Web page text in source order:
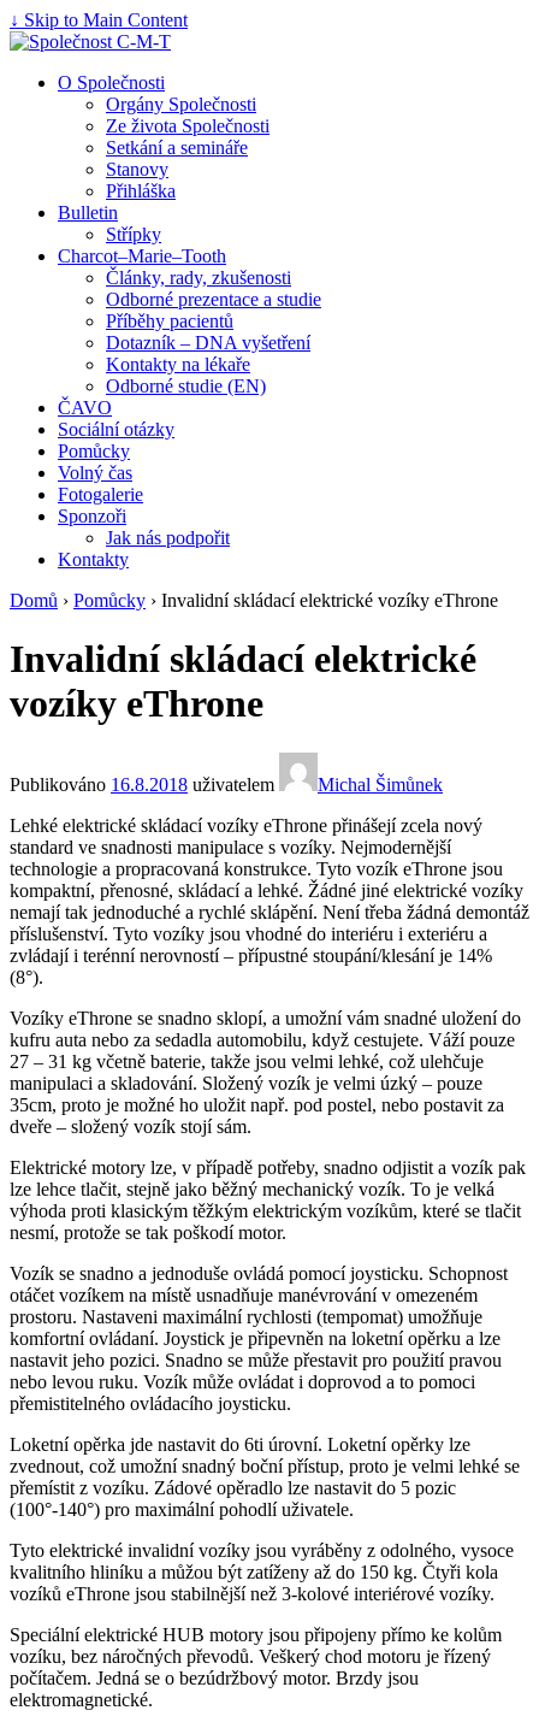
↓ Skip to Main Content
O Společnosti
Orgány Společnosti
Ze života Společnosti
Setkání a semináře
Stanovy
Přihláška
Bulletin
Střípky
Charcot–Marie–Tooth
Články, rady, zkušenosti
Odborné prezentace a studie
Příběhy pacientů
Dotazník – DNA vyšetření
Kontakty na lékaře
Odborné studie (EN)
ČAVO
Sociální otázky
Pomůcky
Volný čas
Fotogalerie
Sponzoři
Jak nás podpořit
Kontakty
Domů › Pomůcky › Invalidní skládací elektrické vozíky eThrone
Invalidní skládací elektrické
vozíky eThrone
Publikováno 16.8.2018 uživatelem
Michal Šimůnek
Lehké elektrické skládací vozíky eThrone přinášejí zcela nový
standard ve snadnosti manipulace s vozíky. Nejmodernější
technologie a propracovaná konstrukce. Tyto vozík eThrone jsou
kompaktní, přenosné, skládací a lehké. Žádné jiné elektrické vozíky
nemají tak jednoduché a rychlé sklápění. Není třeba žádná demontáž
příslušenství. Tyto vozíky jsou vhodné do interiéru i exteriéru a
zvládají i terénní nerovností – přípustné stoupání/klesání je 14%
(8°).
Vozíky eThrone se snadno sklopí, a umožní vám snadné uložení do
kufru auta nebo za sedadla automobilu, když cestujete. Váží pouze
27 – 31 kg včetně baterie, takže jsou velmi lehké, což ulehčuje
manipulaci a skladování. Složený vozík je velmi úzký – pouze
35cm, proto je možné ho uložit např. pod postel, nebo postavit za
dveře – složený vozík stojí sám.
Elektrické motory lze, v případě potřeby, snadno odjistit a vozík pak
lze lehce tlačit, stejně jako běžný mechanický vozík. To je velká
výhoda proti klasickým těžkým elektrickým vozíkům, které se tlačit
nesmí, protože se tak poškodí motor.
Vozík se snadno a jednoduše ovládá pomocí joysticku. Schopnost
otáčet vozíkem na místě usnadňuje manévrování v omezeném
prostoru. Nastaveni maximální rychlosti (tempomat) umožňuje
komfortní ovládaní. Joystick je připevněn na loketní opěrku a lze
nastavit jeho pozici. Snadno se může přestavit pro použití pravou
nebo levou ruku. Vozík může ovládat i doprovod a to pomoci
přemistitelného ovládacího joysticku.
Loketní opěrka jde nastavit do 6ti úrovní. Loketní opěrky lze
zvednout, což umožní snadný boční přístup, proto je velmi lehké se
přemístit z vozíku. Zádové opěradlo lze nastavit do 5 pozic
(100°-140°) pro maximální pohodlí uživatele.
Tyto elektrické invalidní vozíky jsou vyráběny z odolného, vysoce
kvalitního hliníku a můžou být zatíženy až do 150 kg. Čtyři kola
vozíků eThrone jsou stabilnější než 3-kolové interiérové vozíky.
Speciální elektrické HUB motory jsou připojeny přímo ke kolům
vozíku, bez náročných převodů. Veškerý chod motoru je řízený
počítačem. Jedná se o bezúdržbový motor. Brzdy jsou
elektromagnetické.